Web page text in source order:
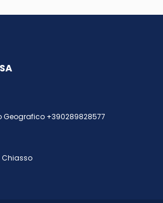
Geografico +390289828577
Chiasso